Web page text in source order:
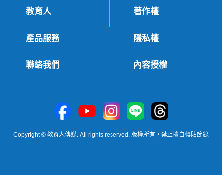
教育人
產品服務
聯絡我們
著作權
隱私權
內容授權
Copyright © 教育人傳媒. All rights reserved. 版權所有，禁止擅自轉貼節錄